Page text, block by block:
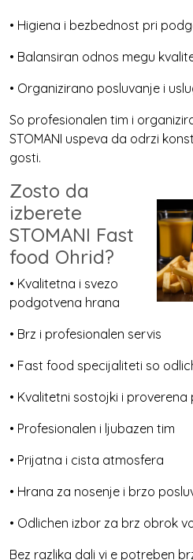
• Higiena i bezbednost pri
• Balansiran odnos megu
• Organizirano posluvanje i
So profesionalen tim i
STOMANI uspeva da odrzi
gosti.
Zosto da
izberete
STOMANI Fast
food Ohrid?
• Kvalitetna i svezo
podgotvena hrana
• Brz i profesionalen servis
• Fast food specijaliteti so
• Kvalitetni sostojki i
• Profesionalen i ljubazen tim
• Prijatna i cista atmosfera
• Hrana za nosenje i brzo
• Odlichen izbor za brz obrok
Bez razlika dali vi e potreben